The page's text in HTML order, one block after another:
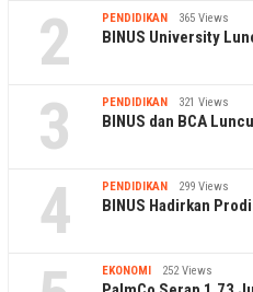
2 PENDIDIKAN 365 Views
BINUS University
3 PENDIDIKAN 321 Views
BINUS dan BCA
4 PENDIDIKAN 299 Views
BINUS Hadirkan
EKONOMI 252 Views